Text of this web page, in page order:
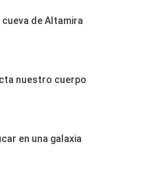
de Altamira
nuestro cuerpo
en una galaxia